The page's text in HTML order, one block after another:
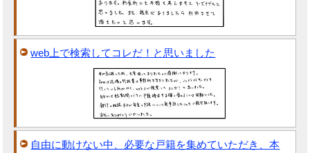
web上で検索してコレだ！と思いました
自由に動けない中、必要な戸籍を集めていただき、本